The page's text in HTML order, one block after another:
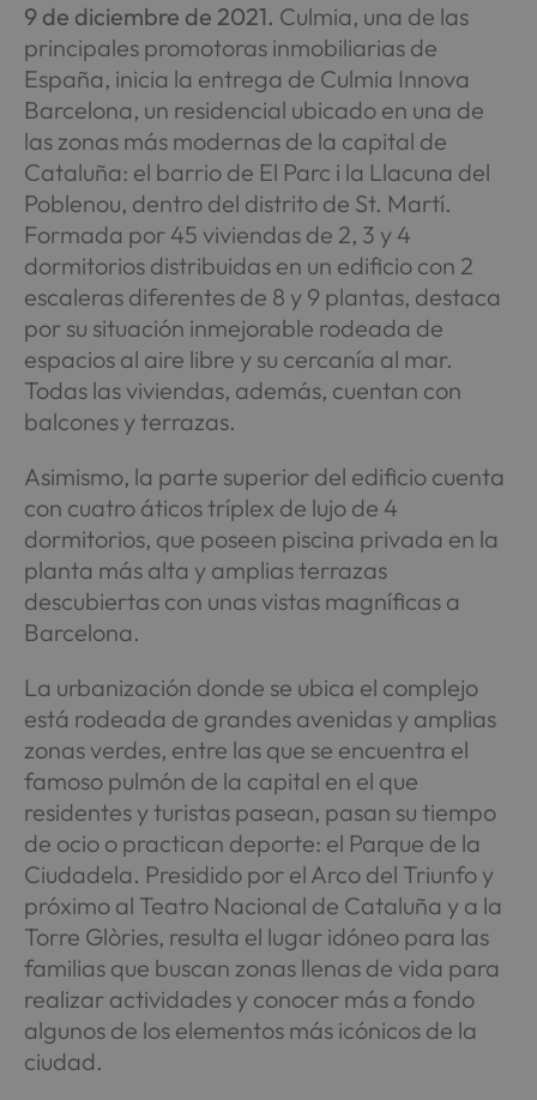
9 de diciembre de 2021. Culmia, una de las
principales promotoras inmobiliarias de
España, inicia la entrega de Culmia Innova
Barcelona, un residencial ubicado en una de
las zonas más modernas de la capital de
Cataluña: el barrio de El Parc i la Llacuna del
Poblenou, dentro del distrito de St. Martí.
Formada por 45 viviendas de 2, 3 y 4
dormitorios distribuidas en un edificio con 2
escaleras diferentes de 8 y 9 plantas, destaca
por su situación inmejorable rodeada de
espacios al aire libre y su cercanía al mar.
Todas las viviendas, además, cuentan con
balcones y terrazas.
Asimismo, la parte superior del edificio cuenta
con cuatro áticos tríplex de lujo de 4
dormitorios, que poseen piscina privada en la
planta más alta y amplias terrazas
descubiertas con unas vistas magníficas a
Barcelona.
La urbanización donde se ubica el complejo
está rodeada de grandes avenidas y amplias
zonas verdes, entre las que se encuentra el
famoso pulmón de la capital en el que
residentes y turistas pasean, pasan su tiempo
de ocio o practican deporte: el Parque de la
Ciudadela. Presidido por el Arco del Triunfo y
próximo al Teatro Nacional de Cataluña y a la
Torre Glòries, resulta el lugar idóneo para las
familias que buscan zonas llenas de vida para
realizar actividades y conocer más a fondo
algunos de los elementos más icónicos de la
ciudad.